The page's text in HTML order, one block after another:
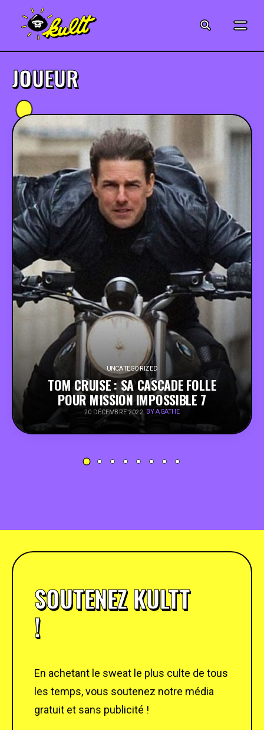
MUSIQUE
CRÉATION
ART
JEUX-VIDÉO
PEOPLE
FOOD
BONS PLANS
SOUTENEZ KULTT
JOUEUR
UNCATEGORIZED
TOM CRUISE : SA CASCADE FOLLE
POUR MISSION IMPOSSIBLE 7
20 DÉCEMBRE 2022 BY AGATHE
SOUTENEZ KULTT
!
En achetant le sweat le plus culte de tous
les temps, vous soutenez notre média
gratuit et sans publicité !